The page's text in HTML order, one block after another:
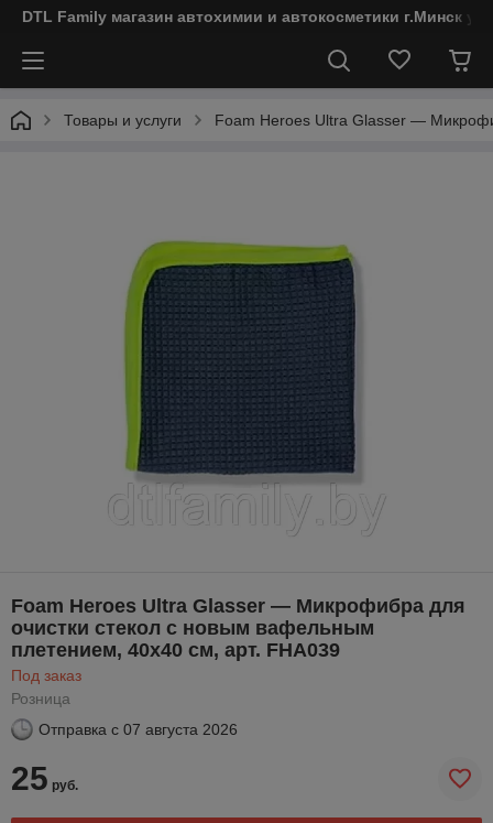
DTL Family магазин автохимии и автокосметики г.Минск
Товары и услуги Foam Heroes Ultra Glasser —
Foam Heroes Ultra Glasser — Микрофибра для
очистки стекол с новым вафельным
плетением, 40x40 см, арт. FHA039
Под заказ
Розница
Отправка с 07 августа 2026
25 руб.